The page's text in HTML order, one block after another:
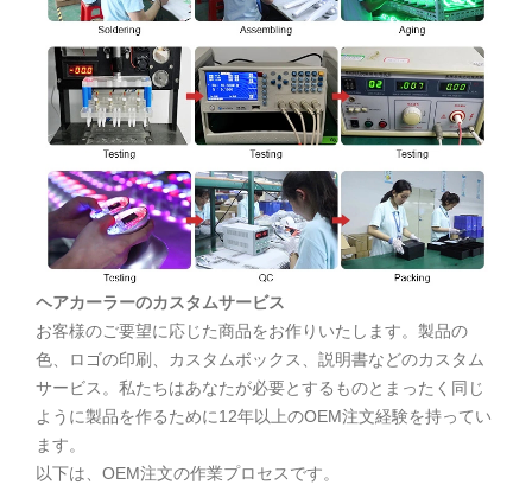
ヘアカーラーのカスタムサービス
お客様のご要望に応じた商品をお作りいたします。製品の
色、ロゴの印刷、カスタムボックス、説明書などのカスタム
サービス。私たちはあなたが必要とするものとまったく同じ
ように製品を作るために12年以上のOEM注文経験を持ってい
ます。
以下は、OEM注文の作業プロセスです。